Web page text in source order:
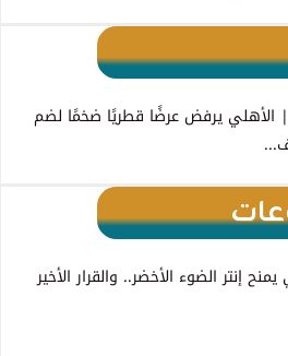
يرفض عرضًا قطريًا ضخمًا لضم
يمنح إنتر الضوء الأخضر.. والقرار الأخير